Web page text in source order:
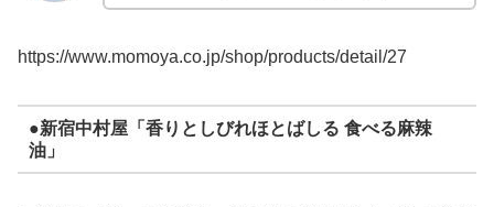
https://www.momoya.co.jp/shop/products/detail/27
●新宿中村屋「香りとしびれほとばしる 食べる麻辣
油」